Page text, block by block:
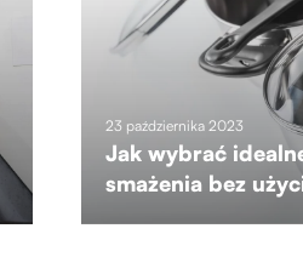
23 października 2023
Jak wybrać
smażenia bez